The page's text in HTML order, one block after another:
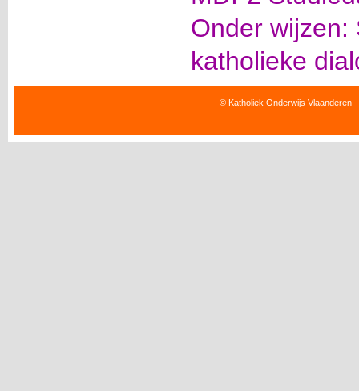
Onder wijzen:
katholieke
© Katholiek Onderwijs Vlaanderen